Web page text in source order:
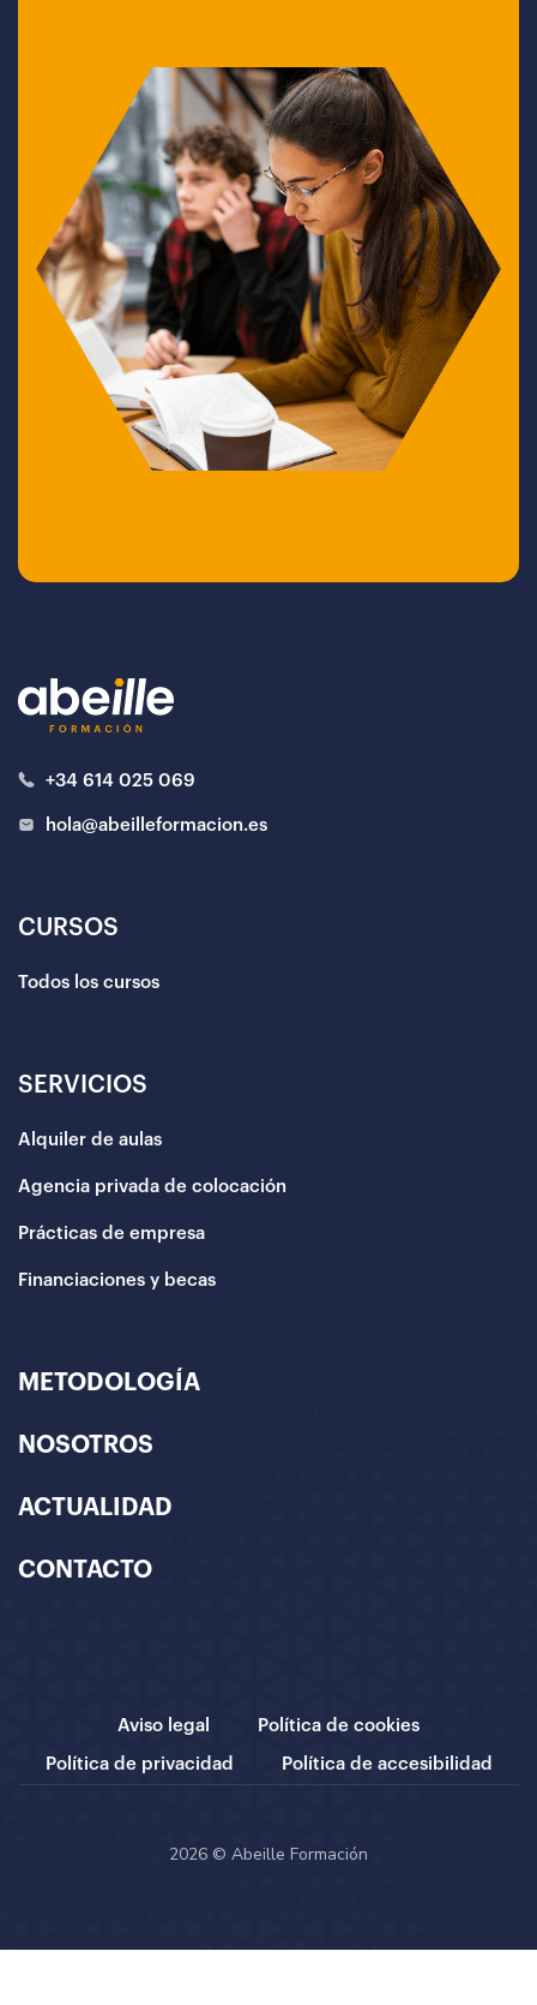
+34 614 025 069
hola@abeilleformacion.es
CURSOS
Todos los cursos
SERVICIOS
Alquiler de aulas
Agencia privada de colocación
Prácticas de empresa
Financiaciones y becas
METODOLOGÍA
NOSOTROS
ACTUALIDAD
CONTACTO
Aviso legal Política de cookies
Política de privacidad Política de accesibilidad
2026 © Abeille Formación